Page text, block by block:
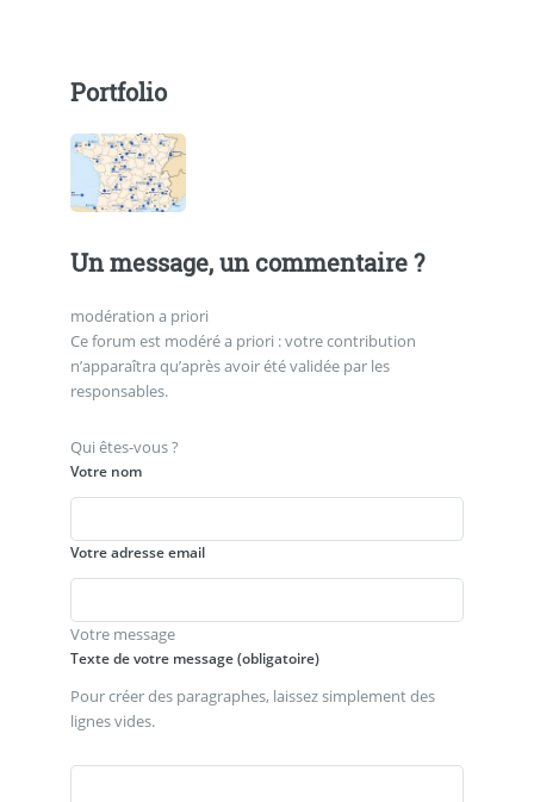
Portfolio
Un message, un commentaire ?
modération a priori
Ce forum est modéré a priori : votre contribution
n’apparaîtra qu’après avoir été validée par les
responsables.
Qui êtes-vous ?
Votre nom
Votre adresse email
Votre message
Texte de votre message (obligatoire)
Pour créer des paragraphes, laissez simplement des
lignes vides.